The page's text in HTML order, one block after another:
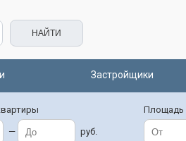
Застройщики
— руб.
Площадь